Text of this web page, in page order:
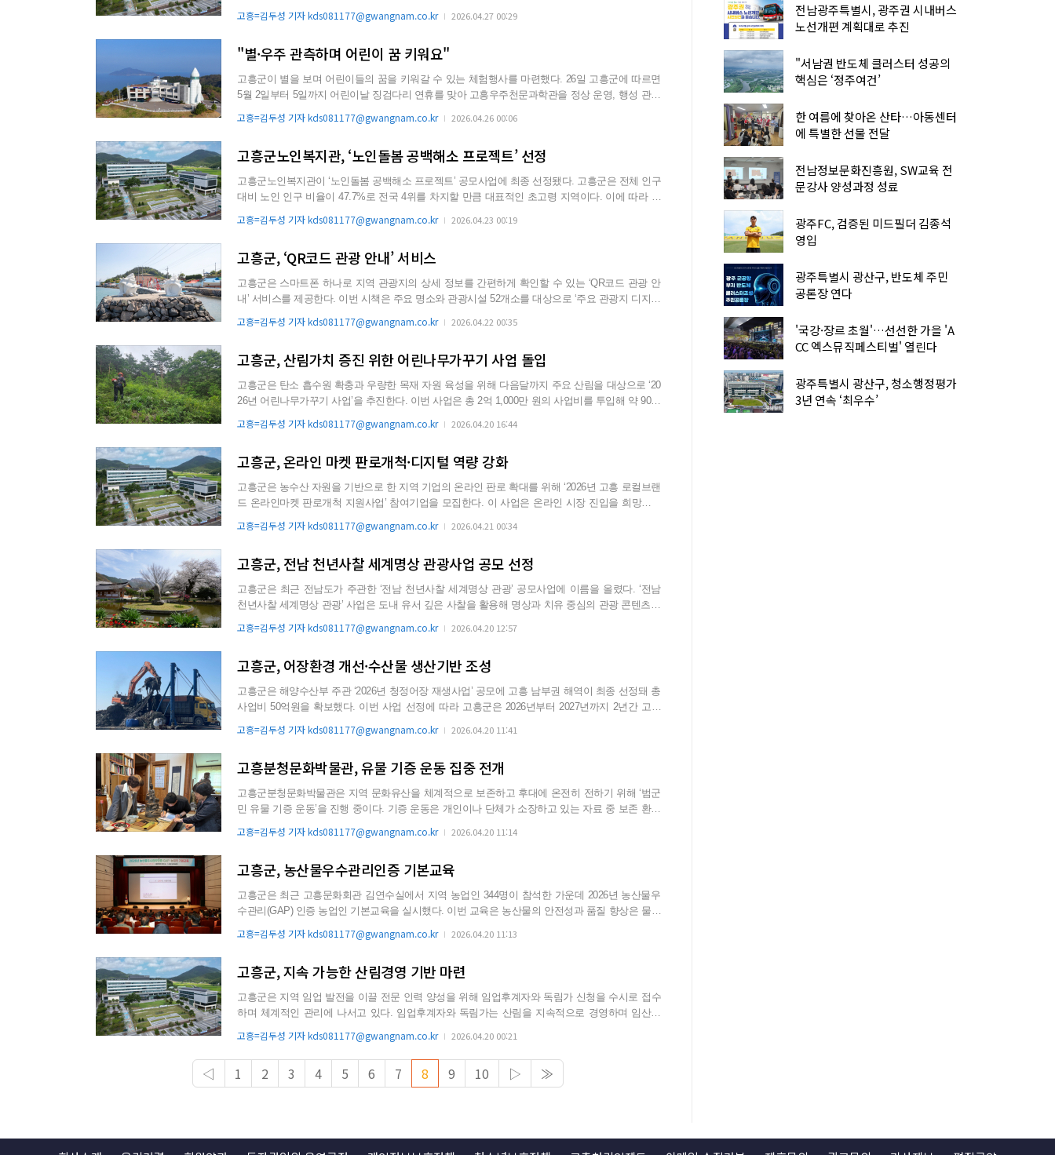
고흥=김두성 기자 kds081177@gwangnam.co.kr 2026.04.27 00:29
"별·우주 관측하며 어린이 꿈 키워요"
고흥군이 별을 보며 어린이들의 꿈을 키워갈 수 있는 체험행사를 마련했다. 26일 고흥군에 따르면
5월 2일부터 5일까지 어린이날 징검다리 연휴를 맞아 고흥우주천문과학관을 정상 운영, 행성 관측
고흥=김두성 기자 kds081177@gwangnam.co.kr 2026.04.26 00:06
고흥군노인복지관, ‘노인돌봄 공백해소 프로젝트’ 선정
고흥군노인복지관이 ‘노인돌봄 공백해소 프로젝트’ 공모사업에 최종 선정됐다. 고흥군은 전체 인구
대비 노인 인구 비율이 47.7%로 전국 4위를 차지할 만큼 대표적인 초고령 지역이다. 이에 따라 돌
고흥=김두성 기자 kds081177@gwangnam.co.kr 2026.04.23 00:19
고흥군, ‘QR코드 관광 안내’ 서비스
고흥군은 스마트폰 하나로 지역 관광지의 상세 정보를 간편하게 확인할 수 있는 ‘QR코드 관광 안
내’ 서비스를 제공한다. 이번 시책은 주요 명소와 관광시설 52개소를 대상으로 ‘주요 관광지 디지털
고흥=김두성 기자 kds081177@gwangnam.co.kr 2026.04.22 00:35
고흥군, 산림가치 증진 위한 어린나무가꾸기 사업 돌입
고흥군은 탄소 흡수원 확충과 우량한 목재 자원 육성을 위해 다음달까지 주요 산림을 대상으로 ‘20
26년 어린나무가꾸기 사업’을 추진한다. 이번 사업은 총 2억 1,000만 원의 사업비를 투입해 약 90헥
고흥=김두성 기자 kds081177@gwangnam.co.kr 2026.04.20 16:44
고흥군, 온라인 마켓 판로개척·디지털 역량 강화
고흥군은 농수산 자원을 기반으로 한 지역 기업의 온라인 판로 확대를 위해 ‘2026년 고흥 로컬브랜
드 온라인마켓 판로개척 지원사업’ 참여기업을 모집한다. 이 사업은 온라인 시장 진입을 희망하는
고흥=김두성 기자 kds081177@gwangnam.co.kr 2026.04.21 00:34
고흥군, 전남 천년사찰 세계명상 관광사업 공모 선정
고흥군은 최근 전남도가 주관한 ‘전남 천년사찰 세계명상 관광’ 공모사업에 이름을 올렸다. ‘전남
천년사찰 세계명상 관광’ 사업은 도내 유서 깊은 사찰을 활용해 명상과 치유 중심의 관광 콘텐츠를
고흥=김두성 기자 kds081177@gwangnam.co.kr 2026.04.20 12:57
고흥군, 어장환경 개선·수산물 생산기반 조성
고흥군은 해양수산부 주관 ‘2026년 청정어장 재생사업’ 공모에 고흥 남부권 해역이 최종 선정돼 총
사업비 50억원을 확보했다. 이번 사업 선정에 따라 고흥군은 2026년부터 2027년까지 2년간 고흥
고흥=김두성 기자 kds081177@gwangnam.co.kr 2026.04.20 11:41
고흥분청문화박물관, 유물 기증 운동 집중 전개
고흥군분청문화박물관은 지역 문화유산을 체계적으로 보존하고 후대에 온전히 전하기 위해 ‘범군
민 유물 기증 운동’을 진행 중이다. 기증 운동은 개인이나 단체가 소장하고 있는 자료 중 보존 환경
고흥=김두성 기자 kds081177@gwangnam.co.kr 2026.04.20 11:14
고흥군, 농산물우수관리인증 기본교육
고흥군은 최근 고흥문화회관 김연수실에서 지역 농업인 344명이 참석한 가운데 2026년 농산물우
수관리(GAP) 인증 농업인 기본교육을 실시했다. 이번 교육은 농산물의 안전성과 품질 향상은 물론
고흥=김두성 기자 kds081177@gwangnam.co.kr 2026.04.20 11:13
고흥군, 지속 가능한 산림경영 기반 마련
고흥군은 지역 임업 발전을 이끌 전문 인력 양성을 위해 임업후계자와 독림가 신청을 수시로 접수
하며 체계적인 관리에 나서고 있다. 임업후계자와 독림가는 산림을 지속적으로 경영하며 임산물
고흥=김두성 기자 kds081177@gwangnam.co.kr 2026.04.20 00:21
◁ 1 2 3 4 5 6 7 8 9 10 ▷ ≫
전남광주특별시, 광주권 시내버스
노선개편 계획대로 추진
"서남권 반도체 클러스터 성공의
핵심은 ‘정주여건’
한 여름에 찾아온 산타…아동센터
에 특별한 선물 전달
전남정보문화진흥원, SW교육 전
문강사 양성과정 성료
광주FC, 검증된 미드필더 김종석
영입
광주특별시 광산구, 반도체 주민
공론장 연다
'국강·장르 초월'…선선한 가을 'A
CC 엑스뮤직페스티벌' 열린다
광주특별시 광산구, 청소행정평가
3년 연속 ‘최우수’